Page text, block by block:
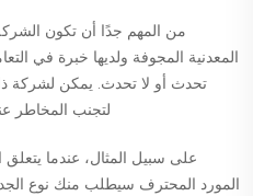
من المهم جدًا أن تكون
المعدنية المجوفة ولديها خبرة في
تحدث أو لا تحدث. يمكن لشركة
لتجنب المخاطر
على سبيل المثال، عندما يتعلق